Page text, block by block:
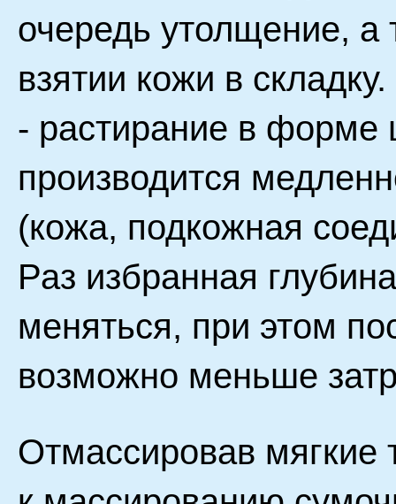
очередь утолщение, а
взятии кожи в
- растирание в форме
производится
(кожа, подкожная
Раз избранная
меняться, при этом
возможно меньше
Отмассировав мягкие